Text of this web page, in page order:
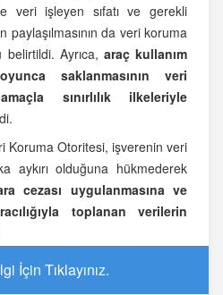
veri işleyen sıfatı ve gerekli
paylaşılmasının da veri koruma
belirtildi. Ayrıca, araç kullanım
saklanmasının veri
sınırlılık ilkeleriyle
Koruma Otoritesi, işverenin veri
aykırı olduğuna hükmederek
cezası uygulanmasına ve
toplanan verilerin
İçin Tıklayınız.